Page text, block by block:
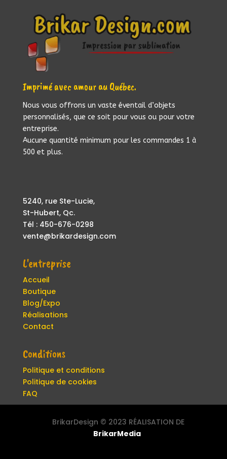
Imprimé avec amour au Québec.
Nous vous offrons un vaste éventail d’objets
personnalisés, que ce soit pour vous ou pour votre
entreprise.
Aucune quantité minimum pour les commandes 1 à
500 et plus.
5240, rue Ste-Lucie,
St-Hubert, Qc.
Tél : 450-676-0298
vente@brikardesign.com
L'entreprise
Accueil
Boutique
Blog/Expo
Réalisations
Contact
Conditions
Politique et conditions
Politique de cookies
FAQ
BrikarDesign © 2023 RÉALISATION DE
BrikarMedia